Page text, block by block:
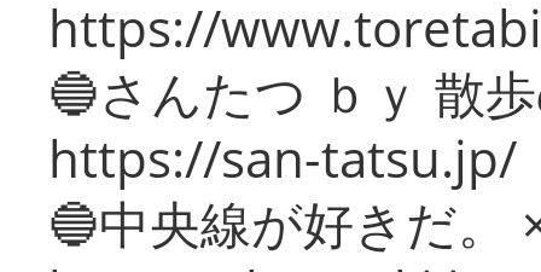
https://
🔵さんたつ ｂｙ 散
https://san-tatsu.jp/
🔵中央線が好きだ。